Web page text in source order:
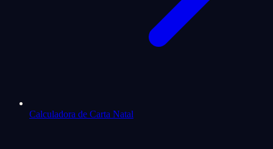
Calculadora de Carta Natal